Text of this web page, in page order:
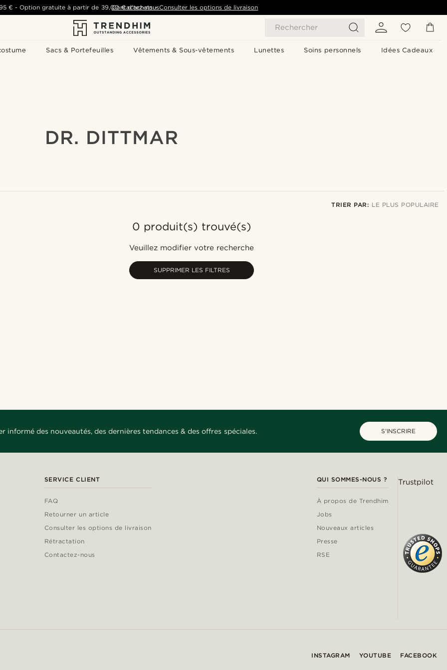
Rechercher
Sacs & Portefeuilles Vêtements & Sous-vêtements Lunettes Soins personnels Idées Cadeaux
€ -Option gratuite à partir de 39,00 € d'achats- Consulter les options de livraison
Contactez-nous
DR. DITTMAR
TRIER PAR: LE PLUS POPULAIRE
0 produit(s) trouvé(s)
Veuillez modifier votre recherche
SUPPRIMER LES FILTRES
informé des nouveautés, des dernières tendances & des offres spéciales. S'INSCRIRE
SERVICE CLIENT
FAQ
Retourner un article
Consulter les options de livraison
Rétractation
Contactez-nous
QUI SOMMES-NOUS ?
À propos de Trendhim
Jobs
Nouveaux articles
Presse
RSE
Trustpilot
INSTAGRAM YOUTUBE FACEBOOK